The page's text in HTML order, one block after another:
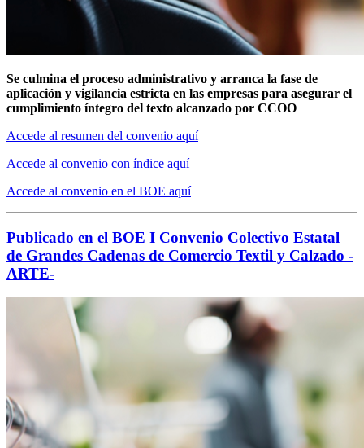
Se culmina el proceso administrativo y arranca la fase de
aplicación y vigilancia estricta en las empresas para asegurar el
cumplimiento íntegro del texto alcanzado por CCOO
Accede al resumen del convenio aquí
Accede al convenio con índice aquí
Accede al convenio en el BOE aquí
Publicado en el BOE I Convenio Colectivo Estatal
de Grandes Cadenas de Comercio Textil y Calzado -
ARTE-